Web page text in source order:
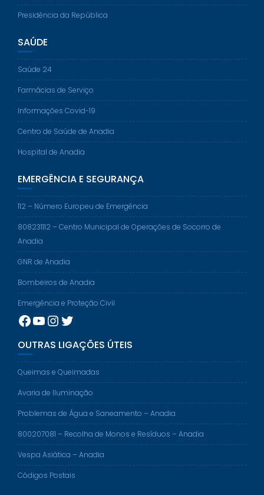
Presidência da República
SAÚDE
Saúde 24
Farmácias de Serviço
Informações Covid-19
Centro de Saúde de Anadia
Hospital de Anadia
EMERGÊNCIA E SEGURANÇA
112 – Número Europeu de Emergência
808231112 – Centro Municipal de Operações de Socorro de
Anadia
GNR de Anadia
Bombeiros de Anadia
Emergência e Proteção Civil
Facebook
YouTube
Instagram
Twitter
OUTRAS LIGAÇÕES ÚTEIS
Queimas e Queimadas
Avaria de Iluminação
Problemas de Água e Saneamento – Anadia
800207081 – Recolha de Monos e Resíduos – Anadia
Vespa Asiática – Anadia
Códigos Postais